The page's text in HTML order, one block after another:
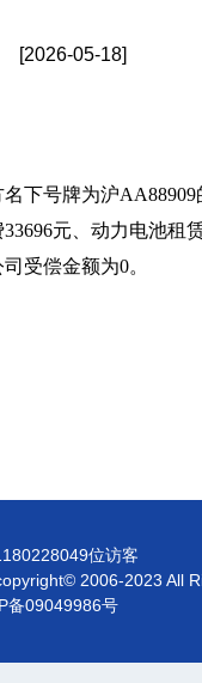
[2026-05-18]
下号牌为沪
元、动力电池租
受偿金额为0。
位访客
2006-2023 All
备09049986号